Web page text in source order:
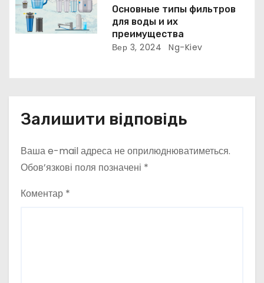
Основные типы фильтров
для воды и их
преимущества
Вер 3, 2024 Ng-Kiev
Залишити відповідь
Ваша e-mail адреса не оприлюднюватиметься.
Обов’язкові поля позначені *
Коментар *